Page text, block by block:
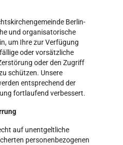
Berlin-
und organisatorische
um Ihre zur Verfügung
oder vorsätzliche
oder den Zugriff
schützen. Unsere
entsprechend der
fortlaufend verbessert.
auf unentgeltliche
personenbezogenen